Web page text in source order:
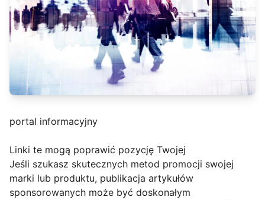
portal informacyjny
Linki te mogą poprawić pozycję Twojej
Jeśli szukasz skutecznych metod promocji swojej
marki lub produktu, publikacja artykułów
sponsorowanych może być doskonałym